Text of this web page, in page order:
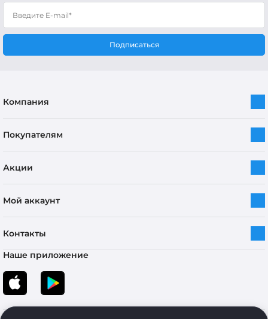
Подписаться
Компания
Покупателям
Акции
Мой аккаунт
Контакты
Наше приложение